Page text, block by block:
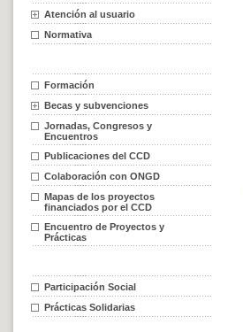
Atención al usuario
Normativa
Formación
Becas y subvenciones
Jornadas, Congresos y
Encuentros
Publicaciones del CCD
Colaboración con ONGD
Mapas de los proyectos
financiados por el CCD
Encuentro de Proyectos y
Prácticas
Participación Social
Prácticas Solidarias